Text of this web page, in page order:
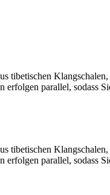
tibetischen
parallel, sodass
tibetischen
parallel, sodass